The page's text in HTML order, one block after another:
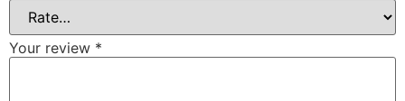
Your review *